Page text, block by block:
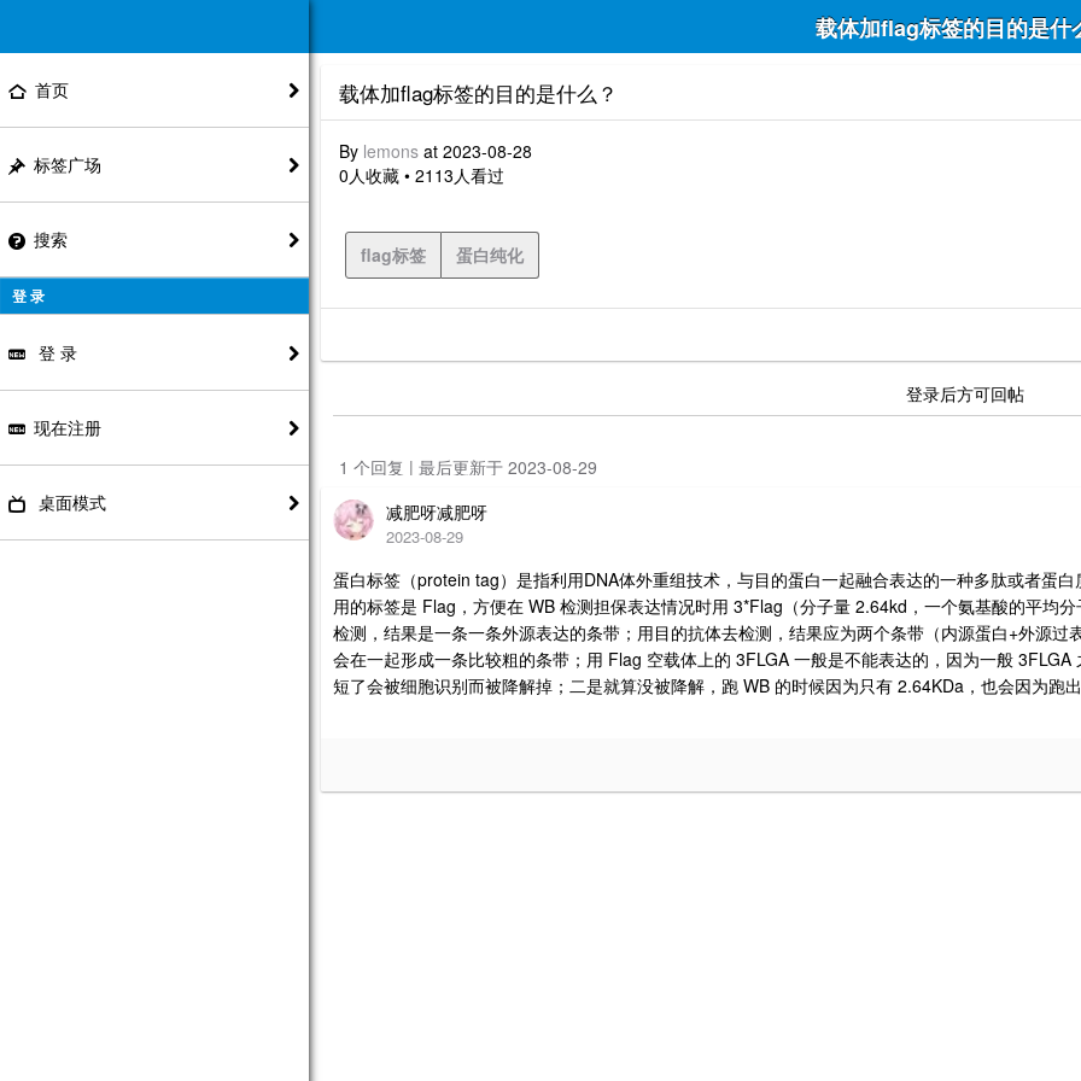
载体加flag标签的目的是什
载体加flag标签的目的是什么？
By lemons at 2023-08-28
0人收藏 • 2113人看过
flag标签 蛋白纯化
登录后方可回帖
1 个回复 | 最后更新于 2023-08-29
减肥呀减肥呀
2023-08-29
蛋白标签（protein tag ）是指利用 DNA体外重组技术，与目的蛋白一起融合表达的一种多肽或者蛋
用的标签是 Flag ，方便在 WB 检测担保表达情况时用 3*Flag （分子量 2.64kd ，一个氨基酸的平均
检测，结果是一条一条外源表达的条带；用目的抗体去检测，结果应为两个条带（内源蛋白 +外源过
会在一起形成一条比较粗的条带；用 Flag 空载体上的 3FLGA 一般是不能表达的，因为一般 3FLGA
短了会被细胞识别而被降解掉；二是就算没被降解，跑 WB 的时候因为只有 2.64KDa ，也会因为跑
首页
标签广场
搜索
登 录
登 录
现在注册
桌面模式